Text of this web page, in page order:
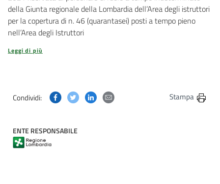
della Giunta regionale della Lombardia dell’Area degli istruttori
per la copertura di n. 46 (quarantasei) posti a tempo pieno
nell’Area degli Istruttori
Leggi di più
Condividi: Condividi questa pagina su Facebook
Condividi questa pagina su Twitter
Condividi questa pagina su Linkedin
Condividi questa pagina via
Stampa
ENTE RESPONSABILE